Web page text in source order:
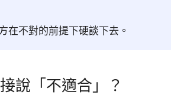
在不對的前提下硬談下去。
說「不適合」？